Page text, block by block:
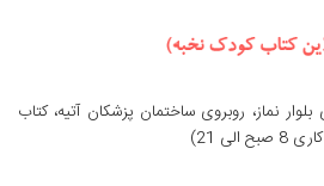
نماز، روبروی ساختمان پزشکان آتیه، کتاب
21)